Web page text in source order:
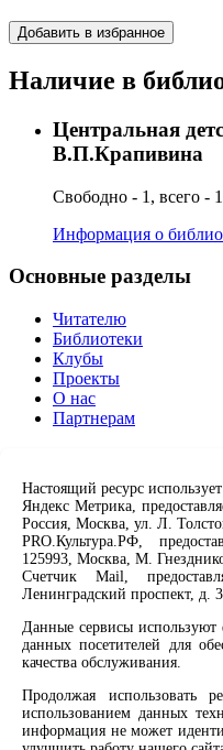
Добавить в избранное
Наличие в
Центральная
В.П.Крапивина
Свободно - 1, всего - 1
Информация о
Основные разделы
Читателю
Библиотеки
Клубы
Проекты
О нас
Партнерам
Продлить книгу
Спроси библиотекаря
Спроси краеведа
Оцените качество
Направить
Соцсети
Вконтакте
Max
Rutube
Настоящий ресурс
Яндекс Метрика,
Россия, Москва, ул. Л.
PRO.Культура.РФ,
125993, Москва, М.
Счетчик Mail,
Ленинградский проспект, д.
Данные сервисы используют
данных посетителей для
качества обслуживания.
Продолжая использовать
использованием данных
информация не может